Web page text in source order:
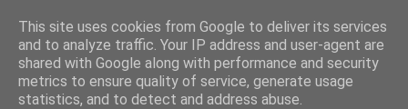
This site uses cookies from Google to deliver its services
and to analyze traffic. Your IP address and user-agent are
shared with Google along with performance and security
metrics to ensure quality of service, generate usage
statistics, and to detect and address abuse.